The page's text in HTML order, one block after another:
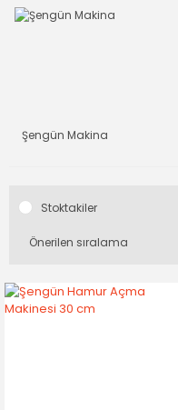
Şengün Makina
Stoktakiler